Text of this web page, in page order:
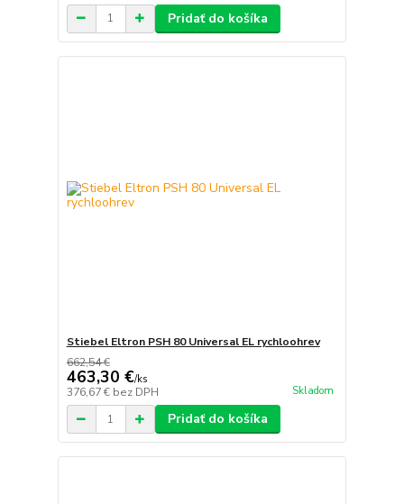
Pridať do košíka
Stiebel Eltron PSH 80 Universal EL rychloohrev
662,54 €
463,30 €/ks
376,67 € bez DPH Skladom
Pridať do košíka